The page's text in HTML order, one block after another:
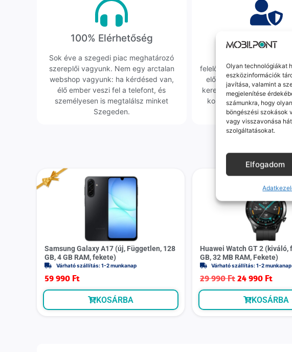
Olyan technológiákat
eszközinformációk
javítása, valamint a
megjelenítése
számunkra, hogy
böngészési szokások
vagy visszavonása
szolgáltatásokat.
Elfogadom
100% Elérhetőség
Sok éve a szegedi piac meghatározó
szereplői vagyunk. Nem egy arctalan
webshop vagyunk: ha kérdésed van,
élő ember veszi fel a telefont, és
személyesen is megtalálsz minket
Szegeden.
Korrekt
felelősségvállalás nálunk
előfordul egy hiba, nem
keresünk, hanem
kollégáink azonnal
ügyedet.
Samsung Galaxy A17 (új, Független, 128
GB, 4 GB RAM, fekete)
Várható szállítás: 1-2 munkanap
59 990 Ft
KOSÁRBA
Huawei Watch GT 2 (kiváló,
GB, 32 MB RAM, Fekete)
Várható szállítás: 1-2 munkanap
29 990Ft24 990 Ft
KOSÁRBA